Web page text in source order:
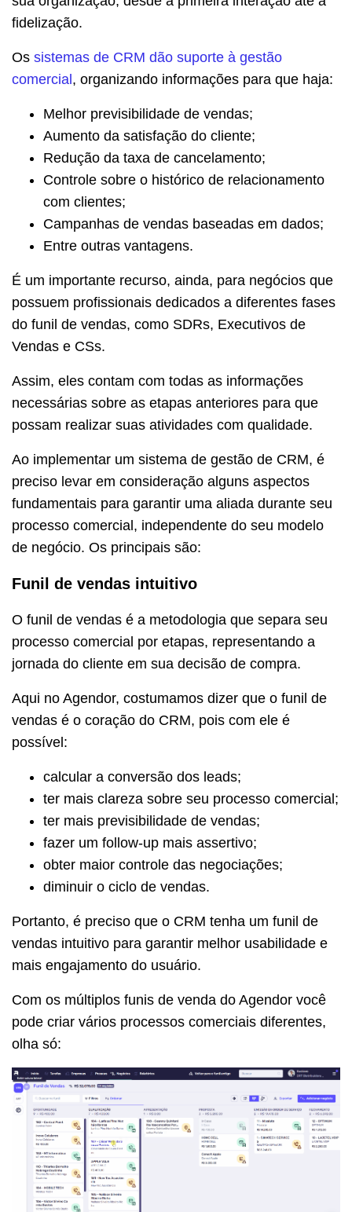
fidelização.
Os sistemas de CRM dão suporte à gestão
comercial , organizando informações para que haja:
Melhor previsibilidade de vendas;
Aumento da satisfação do cliente;
Redução da taxa de cancelamento;
Controle sobre o histórico de relacionamento
com clientes;
Campanhas de vendas baseadas em dados;
Entre outras vantagens.
É um importante recurso, ainda, para negócios que
possuem profissionais dedicados a diferentes fases
do funil de vendas, como SDRs, Executivos de
Vendas e CSs.
Assim, eles contam com todas as informações
necessárias sobre as etapas anteriores para que
possam realizar suas atividades com qualidade.
Ao implementar um sistema de gestão de CRM, é
preciso levar em consideração alguns aspectos
fundamentais para garantir uma aliada durante seu
processo comercial, independente do seu modelo
de negócio. Os principais são:
Funil de vendas intuitivo
O funil de vendas é a metodologia que separa seu
processo comercial por etapas, representando a
jornada do cliente em sua decisão de compra.
Aqui no Agendor, costumamos dizer que o funil de
vendas é o coração do CRM, pois com ele é
possível:
calcular a conversão dos leads;
ter mais clareza sobre seu processo comercial;
ter mais previsibilidade de vendas;
fazer um follow-up mais assertivo;
obter maior controle das negociações;
diminuir o ciclo de vendas.
Portanto, é preciso que o CRM tenha um funil de
vendas intuitivo para garantir melhor usabilidade e
mais engajamento do usuário.
Com os múltiplos funis de venda do Agendor você
pode criar vários processos comerciais diferentes,
olha só: